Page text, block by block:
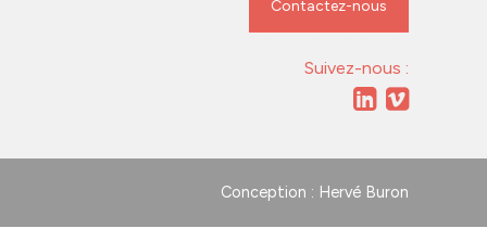
Contactez-nous
Suivez-nous :
Conception : Hervé Buron